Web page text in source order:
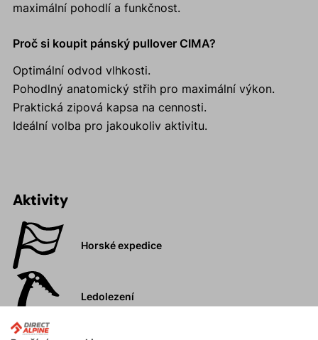
maximální pohodlí a funkčnost.
Proč si koupit pánský pullover CIMA?
Optimální odvod vlhkosti.
Pohodlný anatomický střih pro maximální výkon.
Praktická zipová kapsa na cennosti.
Ideální volba pro jakoukoliv aktivitu.
Aktivity
Horské expedice
Ledolezení